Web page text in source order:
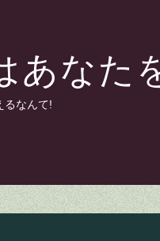
あなた
るなんて!